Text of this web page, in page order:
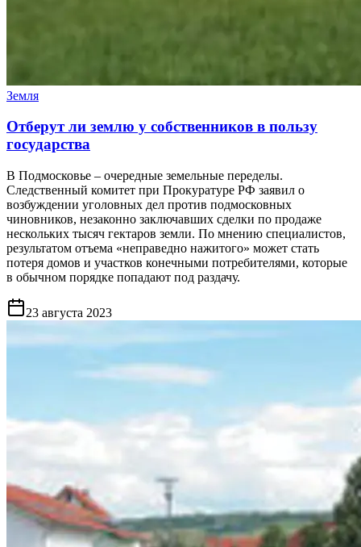
Земля
Отберут ли землю у собственников в пользу
государства
В Подмосковье – очередные земельные переделы.
Следственный комитет при Прокуратуре РФ заявил о
возбуждении уголовных дел против подмосковных
чиновников, незаконно заключавших сделки по продаже
нескольких тысяч гектаров земли. По мнению специалистов,
результатом отъема «неправедно нажитого» может стать
потеря домов и участков конечными потребителями, которые
в обычном порядке попадают под раздачу.
23 августа 2023